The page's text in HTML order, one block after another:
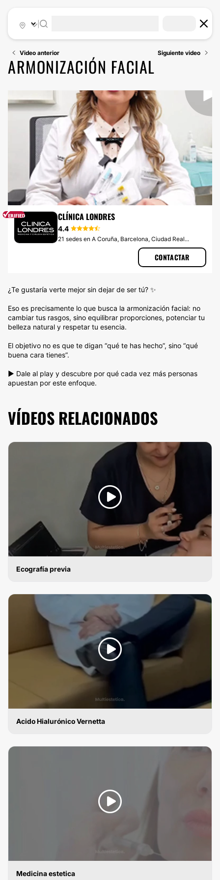
Video anterior Siguiente video
ARMONIZACIÓN FACIAL
ÁCIDO HIALURÓNICOCLÍNICA LONDRES
4.4
21 sedes en A Coruña, Barcelona, Ciudad Real...
CONTACTAR
¿Te gustaría verte mejor sin dejar de ser tú? ✨
Eso es precisamente lo que busca la armonización facial: no
cambiar tus rasgos, sino equilibrar proporciones, potenciar tu
belleza natural y respetar tu esencia.
El objetivo no es que te digan “qué te has hecho”, sino “qué
buena cara tienes”.
▶️ Dale al play y descubre por qué cada vez más personas
apuestan por este enfoque.
VÍDEOS RELACIONADOS
Ecografía previa
Acido Hialurónico Vernetta
Medicina estetica